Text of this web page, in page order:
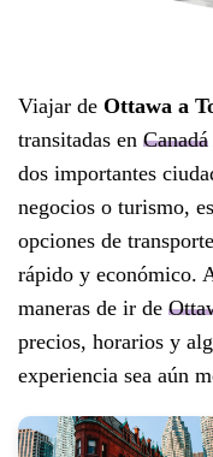
Viajar de Ottawa a
transitadas en Canadá
dos importantes
negocios o turismo,
opciones de
rápido y económico.
maneras de ir de
precios, horarios y
experiencia sea aún